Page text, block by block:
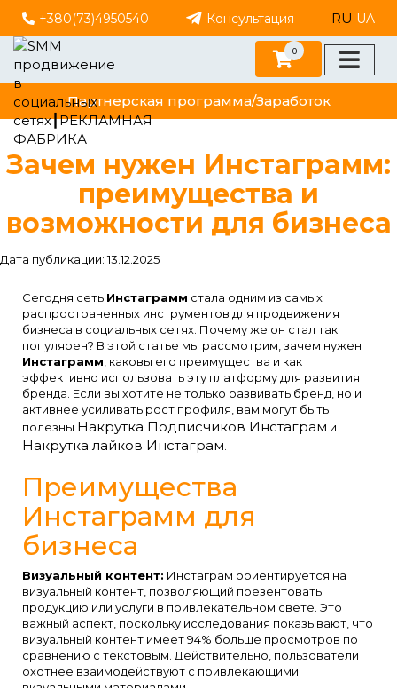
+380(73)4950540 Консультация RU UA
Партнерская программа/Заработок
0
Зачем нужен Инстаграмм:
преимущества и
возможности для бизнеса
Дата публикации: 13.12.2025
Сегодня сеть Инстаграмм стала одним из самых
распространенных инструментов для продвижения
бизнеса в социальных сетях. Почему же он стал так
популярен? В этой статье мы рассмотрим, зачем нужен
Инстаграмм , каковы его преимущества и как
эффективно использовать эту платформу для развития
бренда. Если вы хотите не только развивать бренд, но и
активнее усиливать рост профиля, вам могут быть
полезны Накрутка Подписчиков Инстаграм и
Накрутка лайков Инстаграм
Преимущества
Инстаграмм для
бизнеса
Визуальный контент: Инстаграм ориентируется на
визуальный контент, позволяющий презентовать
продукцию или услуги в привлекательном свете. Это
важный аспект, поскольку исследования показывают, что
визуальный контент имеет 94% больше просмотров по
сравнению с текстовым. Действительно, пользователи
охотнее взаимодействуют с привлекающими